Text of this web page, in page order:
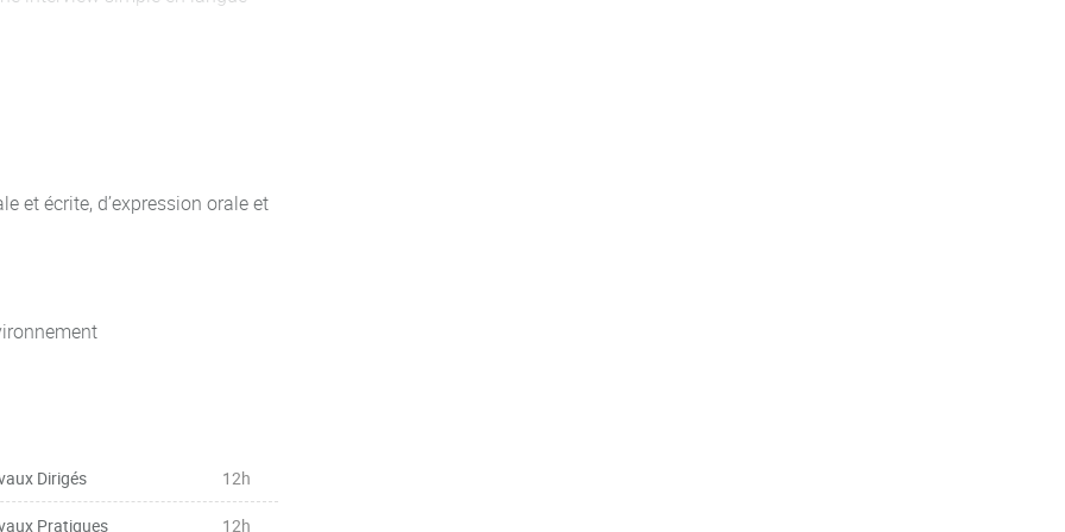
(publicité) dans sa
et emploi des
de politesse, possession,
l’expression
de la communication
et écrite, d’expression orale et
Dirigés 12h
Pratiques 12h